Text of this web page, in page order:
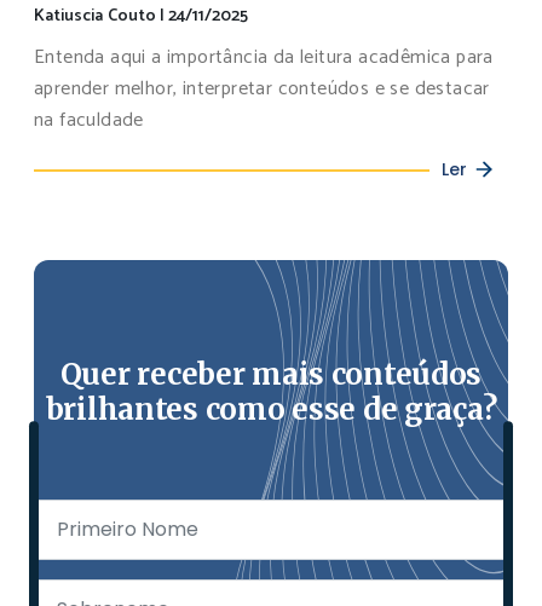
Katiuscia Couto |24/11/2025
Entenda aqui a importância da leitura acadêmica para
aprender melhor, interpretar conteúdos e se destacar
na faculdade
Ler
Quer receber mais conteúdos
brilhantes como esse de graça?